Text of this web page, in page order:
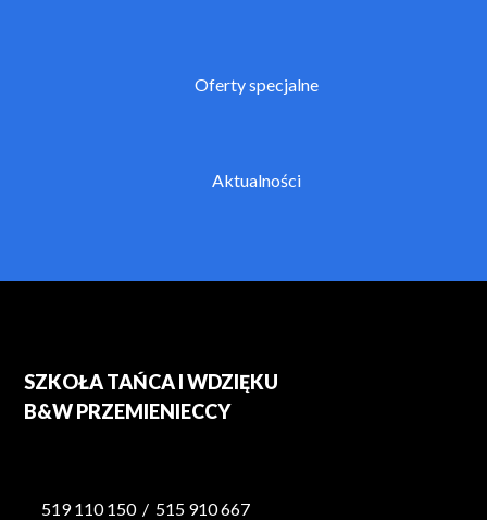
Oferty specjalne
Aktualności
SZKOŁA TAŃCA I WDZIĘKU
B&W PRZEMIENIECCY
519 110 150 / 515 910 667